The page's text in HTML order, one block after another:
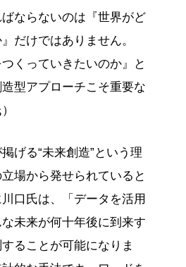
ならないのは『世界がど
だけではありません。
つくっていきたいのか』と
型アプローチこそ重要な
げる“未来創造”という理
場から発せられていると
口氏は、「データを活用
未来が何十年後に到来す
ることが可能になりま